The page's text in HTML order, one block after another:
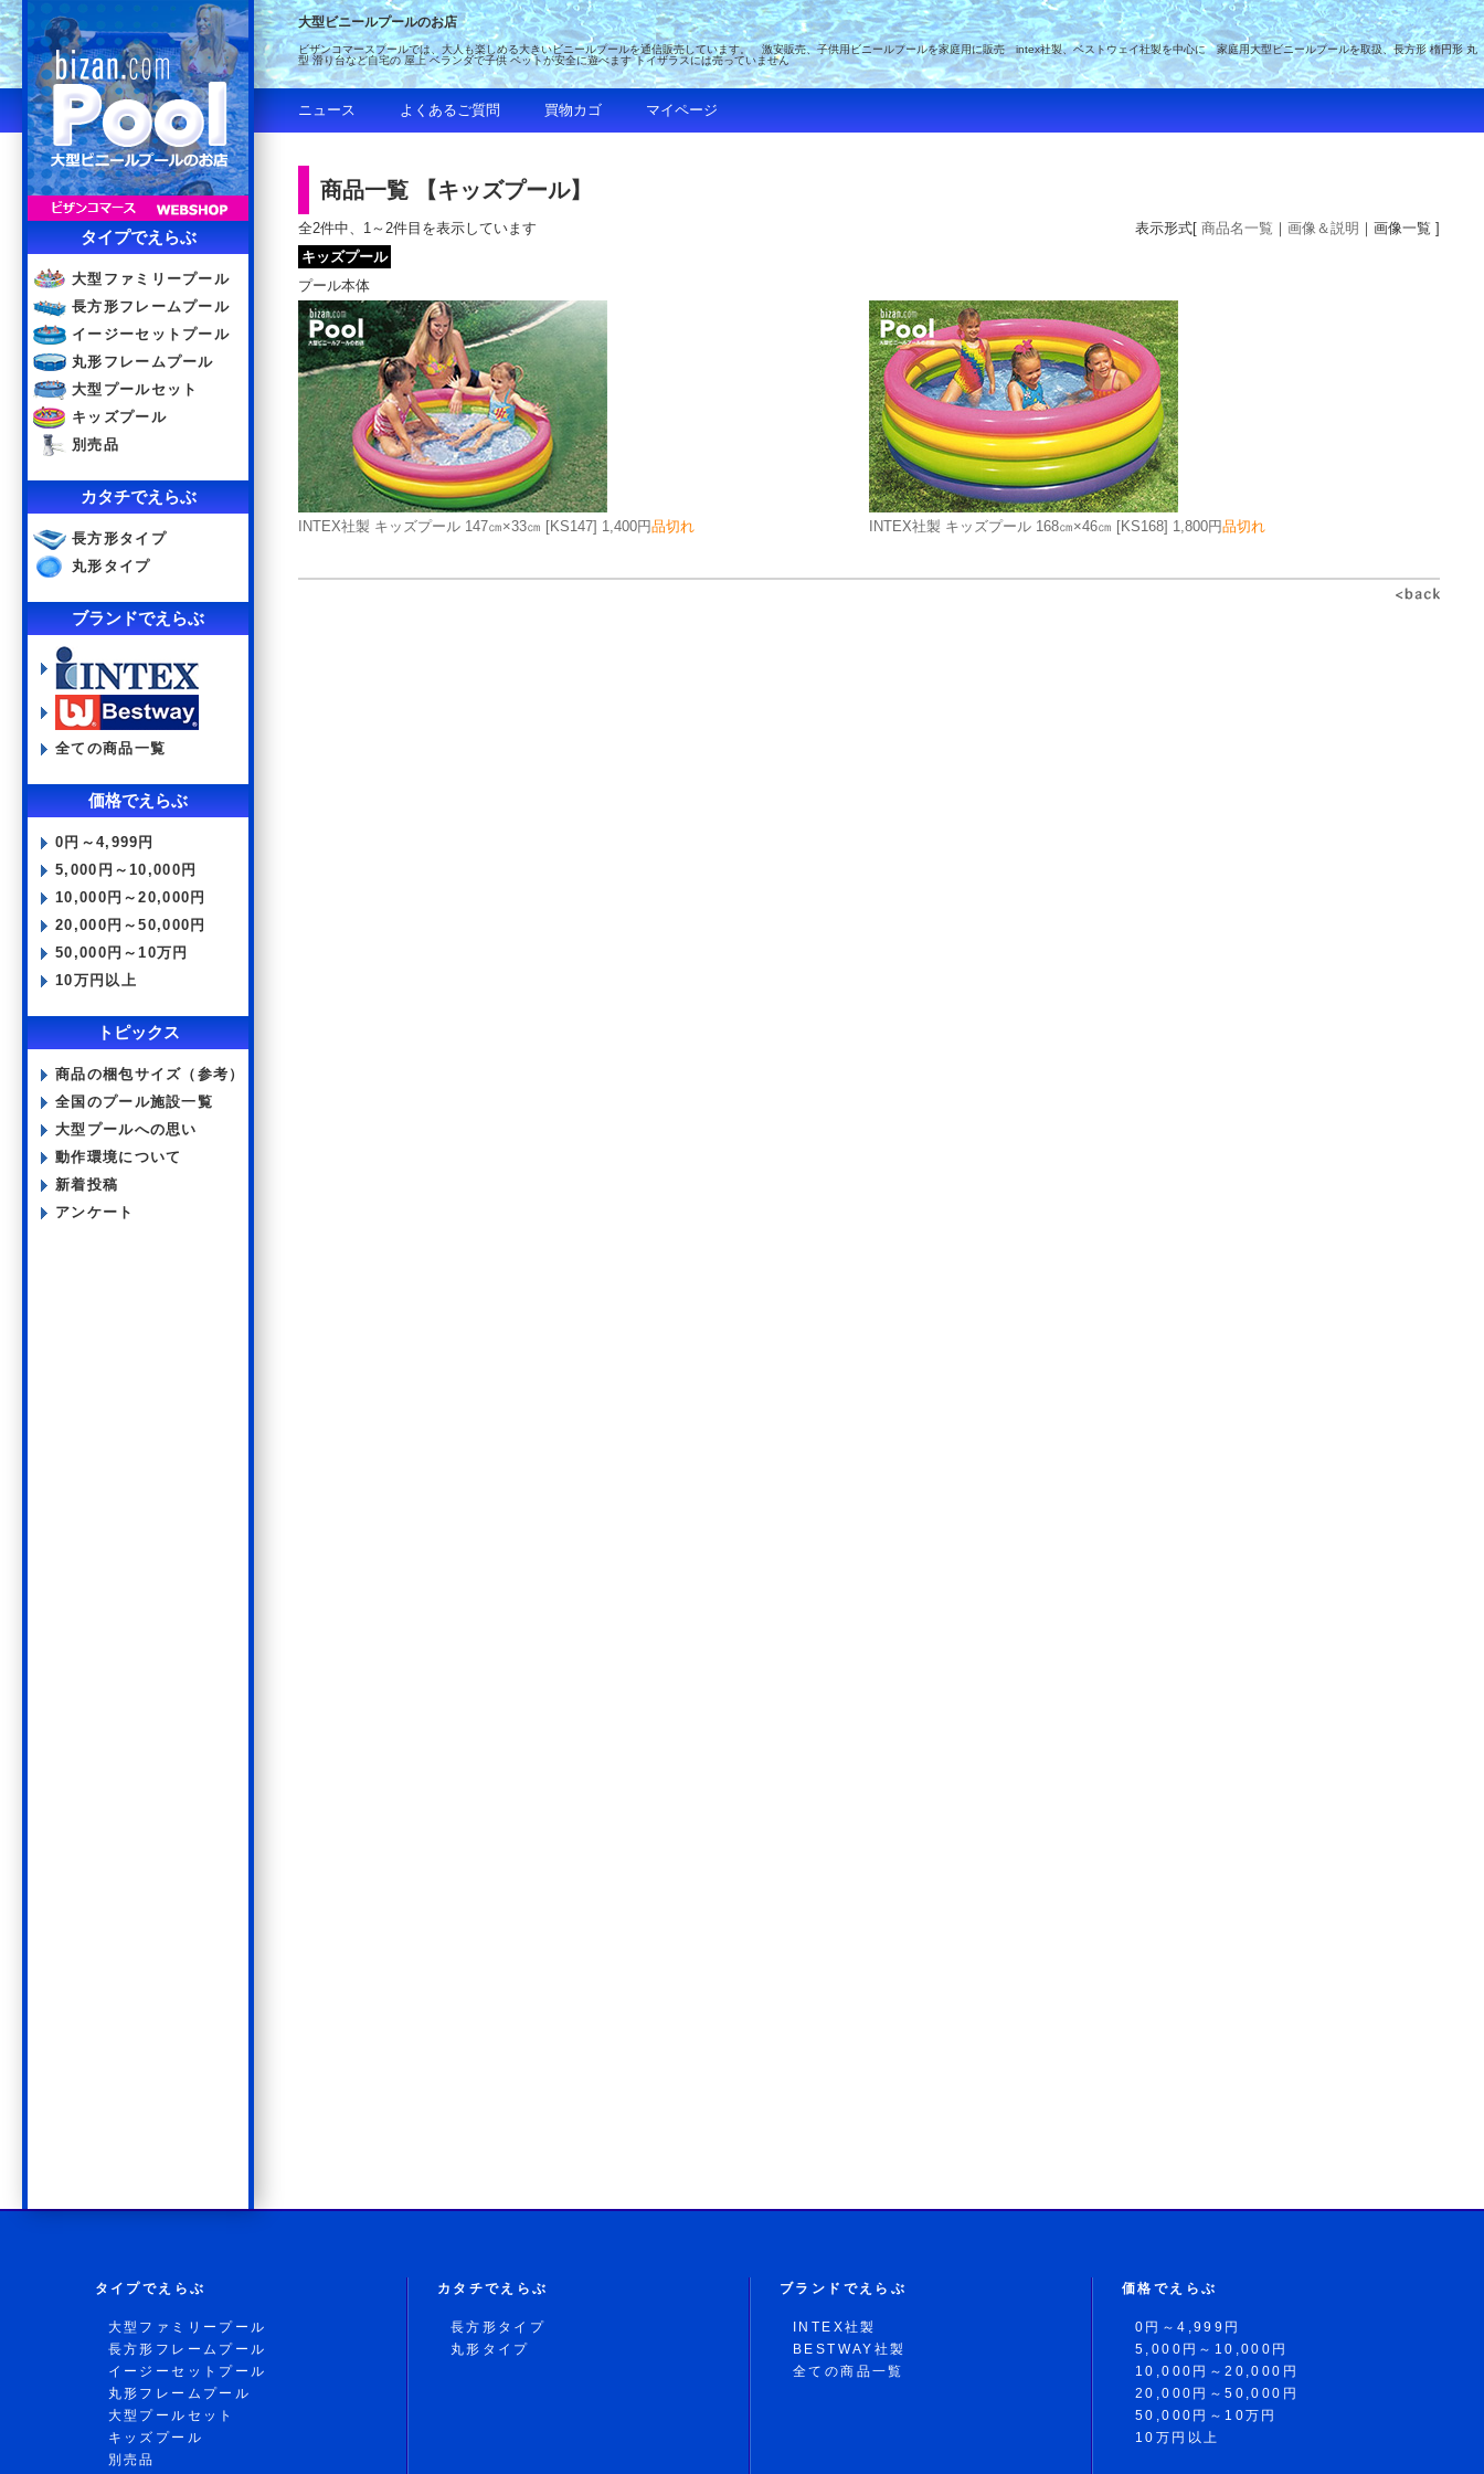
タイプでえらぶ
大型ファミリープール
長方形フレームプール
イージーセットプール
丸形フレームプール
大型プールセット
キッズプール
別売品
カタチでえらぶ
長方形タイプ
丸形タイプ
ブランドでえらぶ
全ての商品一覧
価格でえらぶ
0円～4,999円
5,000円～10,000円
10,000円～20,000円
20,000円～50,000円
50,000円～10万円
10万円以上
トピックス
商品の梱包サイズ（参考）
全国のプール施設一覧
大型プールへの思い
動作環境について
新着投稿
アンケート
大型ビニールプールのお店
ビザンコマースプールでは、大人も楽しめる大きいビニールプールを通信販売しています。 激安販売、子供用ビニールプールを家庭用に販売 intex社製、ベストウェイ社製を中心に 家庭用大型ビニールプールを取扱、長方形 楕円形 丸
型 滑り台など自宅の 屋上 ベランダで子供 ペットが安全に遊べます トイザラスには売っていません
ニュース よくあるご質問 買物カゴ マイページ
商品一覧 【キッズプール】
全2件中、1～2件目を表示しています 表示形式[ 商品名一覧 ｜ 画像＆説明 ｜画像一覧 ]
キッズプール
プール本体
INTEX社製 キッズプール 147㎝×33㎝ [KS147] 1,400円品切れ INTEX社製 キッズプール 168㎝×46㎝ [KS168] 1,800円品切れ
タイプでえらぶ
大型ファミリープール
長方形フレームプール
イージーセットプール
丸形フレームプール
大型プールセット
キッズプール
別売品
カタチでえらぶ
長方形タイプ
丸形タイプ
ブランドでえらぶ
INTEX社製
BESTWAY社製
全ての商品一覧
価格でえらぶ
0円～4,999円
5,000円～10,000円
10,000円～20,000円
20,000円～50,000円
50,000円～10万円
10万円以上